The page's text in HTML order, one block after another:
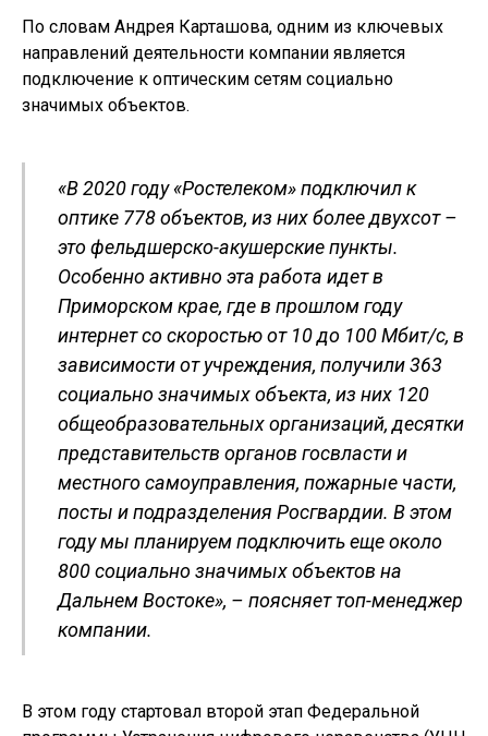
По словам Андрея Карташова, одним из ключевых
направлений деятельности компании является
подключение к оптическим сетям социально
значимых объектов.
«В 2020 году «Ростелеком» подключил к
оптике 778 объектов, из них более двухсот –
это фельдшерско-акушерские пункты.
Особенно активно эта работа идет в
Приморском крае, где в прошлом году
интернет со скоростью от 10 до 100 Мбит/c, в
зависимости от учреждения, получили 363
социально значимых объекта, из них 120
общеобразовательных организаций, десятки
представительств органов госвласти и
местного самоуправления, пожарные части,
посты и подразделения Росгвардии. В этом
году мы планируем подключить еще около
800 социально значимых объектов на
Дальнем Востоке», – поясняет топ-менеджер
компании.
В этом году стартовал второй этап Федеральной